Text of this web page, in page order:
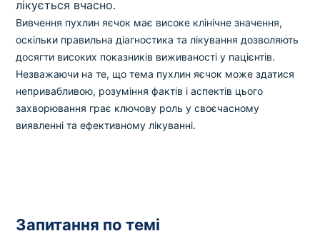
лікується вчасно.
Вивчення пухлин яєчок має високе клінічне значення,
оскільки правильна діагностика та лікування дозволяють
досягти високих показників виживаності у пацієнтів.
Незважаючи на те, що тема пухлин яєчок може здатися
непривабливою, розуміння фактів і аспектів цього
захворювання грає ключову роль у своєчасному
виявленні та ефективному лікуванні.
Запитання по темі